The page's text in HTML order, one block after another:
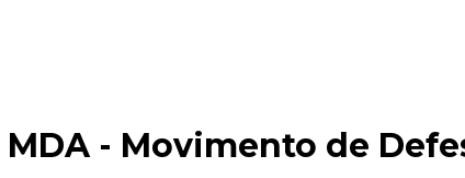
- Movimento de